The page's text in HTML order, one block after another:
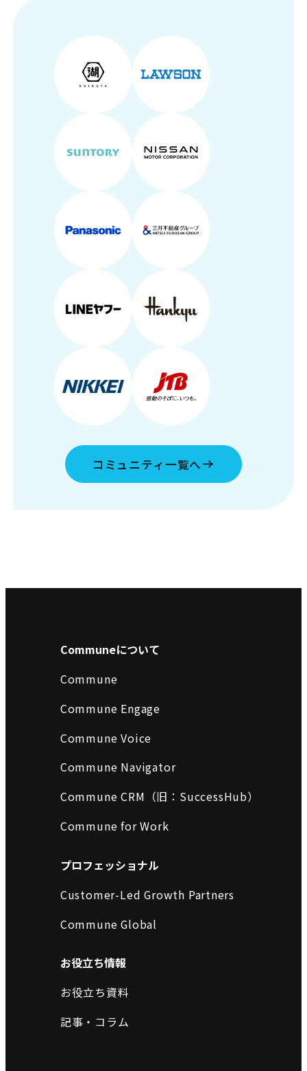
コミュニティ一覧へ
Communeについて
Commune
Commune Engage
Commune Voice
Commune Navigator
Commune CRM（旧：SuccessHub）
Commune for Work
プロフェッショナル
Customer-Led Growth Partners
Commune Global
お役立ち情報
お役立ち資料
記事・コラム